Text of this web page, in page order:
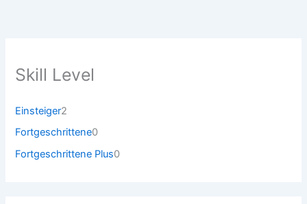
Skill Level
Einsteiger2
r
o
Fortgeschrittene00
Fortgeschrittene Plus00